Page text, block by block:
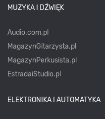
MUZYKA I DŹWIĘK
Audio.com.pl
MagazynGitarzysta.pl
MagazynPerkusista.pl
EstradaiStudio.pl
ELEKTRONIKA I AUTOMATYKA